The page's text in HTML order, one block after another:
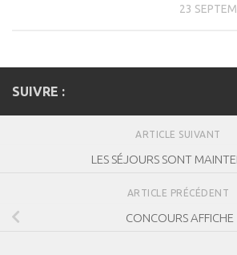
23
SUIVRE :
ARTICLE SUIVANT
LES SÉJOURS SONT
ARTICLE PRÉCÉDENT
CONCOURS AFFICHE